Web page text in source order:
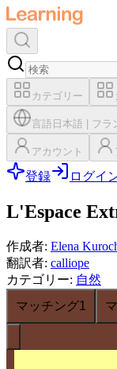
カテゴリー
言語 日本語 フラ
アカウント
登録 ログイ
L'Espace
作成者: Elena
翻訳者: calliope
カテゴリー: 自然
マッチング1